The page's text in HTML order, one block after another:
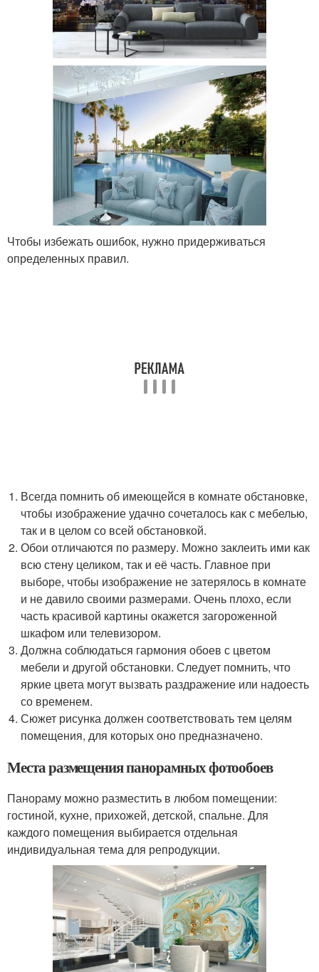
Чтобы избежать ошибок, нужно придерживаться
определенных правил.
Всегда помнить об имеющейся в комнате обстановке,
чтобы изображение удачно сочеталось как с мебелью,
так и в целом со всей обстановкой.
Обои отличаются по размеру. Можно заклеить ими как
всю стену целиком, так и её часть. Главное при
выборе, чтобы изображение не затерялось в комнате
и не давило своими размерами. Очень плохо, если
часть красивой картины окажется загороженной
шкафом или телевизором.
Должна соблюдаться гармония обоев с цветом
мебели и другой обстановки. Следует помнить, что
яркие цвета могут вызвать раздражение или надоесть
со временем.
Сюжет рисунка должен соответствовать тем целям
помещения, для которых оно предназначено.
Места размещения панорамных фотообоев
Панораму можно разместить в любом помещении:
гостиной, кухне, прихожей, детской, спальне. Для
каждого помещения выбирается отдельная
индивидуальная тема для репродукции.